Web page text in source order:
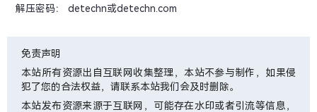
解压密码： detechn或detechn.com
免责声明
本站所有资源出自互联网收集整理，本站不参与制作，如果侵
犯了您的合法权益，请联系本站我们会及时删除。
本站发布资源来源于互联网，可能存在水印或者引流等信息，